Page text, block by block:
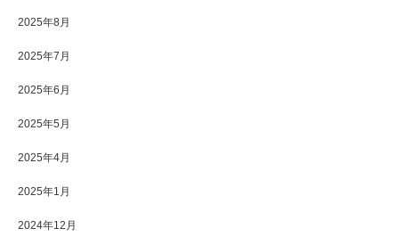
2025年8月
2025年7月
2025年6月
2025年5月
2025年4月
2025年1月
2024年12月